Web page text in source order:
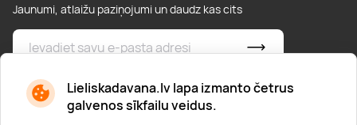
Lieliskadavana.lv lapa izmanto četrus
galvenos sīkfailu veidus.
Jaunumi, atlaižu paziņojumi un daudz kas cits
* Esmu iepazinies/usies ar privātuma politiku